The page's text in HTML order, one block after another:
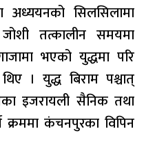
अध्ययनको सिलसिलामा
तत्कालीन समयमा
भएको युद्धमा परि
। युद्ध बिराम पश्चात्
इजरायली सैनिक तथा
क्रममा कंचनपुरका विपिन